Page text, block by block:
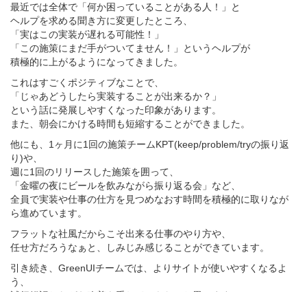
最近では全体で「何か困っていることがある人！」と
ヘルプを求める聞き方に変更したところ、
「実はこの実装が遅れる可能性！」
「この施策にまだ手がついてません！」というヘルプが
積極的に上がるようになってきました。
これはすごくポジティブなことで、
「じゃあどうしたら実装することが出来るか？」
という話に発展しやすくなった印象があります。
また、朝会にかける時間も短縮することができました。
他にも、1ヶ月に1回の施策チームKPT(keep/problem/tryの振り返
り)や、
週に1回のリリースした施策を囲って、
「金曜の夜にビールを飲みながら振り返る会」など、
全員で実装や仕事の仕方を見つめなおす時間を積極的に取りなが
ら進めています。
フラットな社風だからこそ出来る仕事のやり方や、
任せ方だろうなぁと、しみじみ感じることができています。
引き続き、GreenUIチームでは、よりサイトが使いやすくなるよ
う、